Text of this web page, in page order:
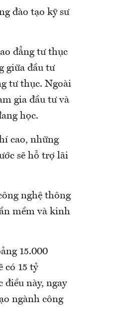
đào tạo kỹ sư
đẳng tư thục
giữa đầu tư
tư thục. Ngoài
gia đầu tư và
học.
cao, những
sẽ hỗ trợ lãi
nghệ thông
mềm và kinh
15.000
có 15 tỷ
điều này, ngay
ngành công